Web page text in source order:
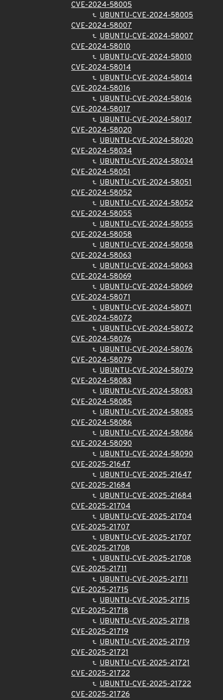
CVE-2024-58005
UBUNTU-CVE-2024-58005
CVE-2024-58007
UBUNTU-CVE-2024-58007
CVE-2024-58010
UBUNTU-CVE-2024-58010
CVE-2024-58014
UBUNTU-CVE-2024-58014
CVE-2024-58016
UBUNTU-CVE-2024-58016
CVE-2024-58017
UBUNTU-CVE-2024-58017
CVE-2024-58020
UBUNTU-CVE-2024-58020
CVE-2024-58034
UBUNTU-CVE-2024-58034
CVE-2024-58051
UBUNTU-CVE-2024-58051
CVE-2024-58052
UBUNTU-CVE-2024-58052
CVE-2024-58055
UBUNTU-CVE-2024-58055
CVE-2024-58058
UBUNTU-CVE-2024-58058
CVE-2024-58063
UBUNTU-CVE-2024-58063
CVE-2024-58069
UBUNTU-CVE-2024-58069
CVE-2024-58071
UBUNTU-CVE-2024-58071
CVE-2024-58072
UBUNTU-CVE-2024-58072
CVE-2024-58076
UBUNTU-CVE-2024-58076
CVE-2024-58079
UBUNTU-CVE-2024-58079
CVE-2024-58083
UBUNTU-CVE-2024-58083
CVE-2024-58085
UBUNTU-CVE-2024-58085
CVE-2024-58086
UBUNTU-CVE-2024-58086
CVE-2024-58090
UBUNTU-CVE-2024-58090
CVE-2025-21647
UBUNTU-CVE-2025-21647
CVE-2025-21684
UBUNTU-CVE-2025-21684
CVE-2025-21704
UBUNTU-CVE-2025-21704
CVE-2025-21707
UBUNTU-CVE-2025-21707
CVE-2025-21708
UBUNTU-CVE-2025-21708
CVE-2025-21711
UBUNTU-CVE-2025-21711
CVE-2025-21715
UBUNTU-CVE-2025-21715
CVE-2025-21718
UBUNTU-CVE-2025-21718
CVE-2025-21719
UBUNTU-CVE-2025-21719
CVE-2025-21721
UBUNTU-CVE-2025-21721
CVE-2025-21722
UBUNTU-CVE-2025-21722
CVE-2025-21726